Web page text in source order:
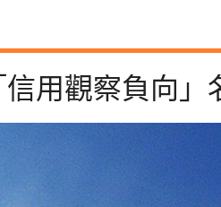
用觀察負向」